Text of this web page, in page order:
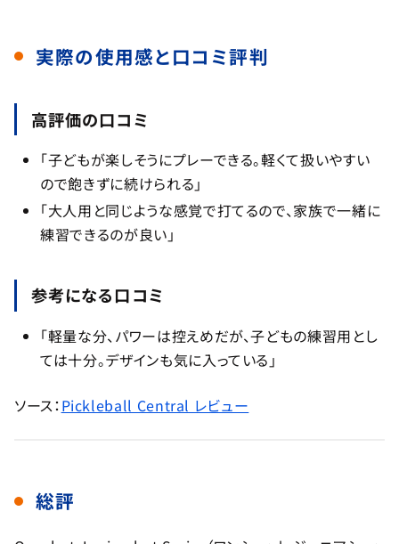
実際の使用感と口コミ評判
高評価の口コミ
「子どもが楽しそうにプレーできる。軽くて扱いやすい
ので飽きずに続けられる」
「大人用と同じような感覚で打てるので、家族で一緒に
練習できるのが良い」
参考になる口コミ
「軽量な分、パワーは控えめだが、子どもの練習用とし
ては十分。デザインも気に入っている」
ソース：Pickleball Central レビュー
総評